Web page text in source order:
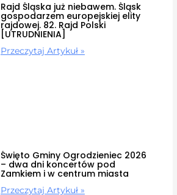
Rajd Śląska już niebawem. Śląsk
gospodarzem europejskiej elity
rajdowej. 82. Rajd Polski
[UTRUDNIENIA]
Przeczytaj Artykuł »
Święto Gminy Ogrodzieniec 2026
– dwa dni koncertów pod
Zamkiem i w centrum miasta
Przeczytaj Artykuł »